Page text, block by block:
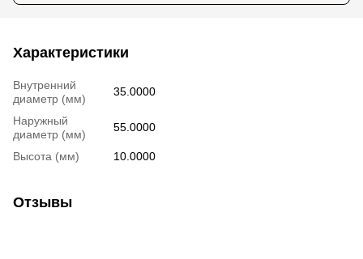
Характеристики
Внутренний
диаметр (мм)
35.0000
Наружный
диаметр (мм)
55.0000
Высота (мм) 10.0000
Отзывы